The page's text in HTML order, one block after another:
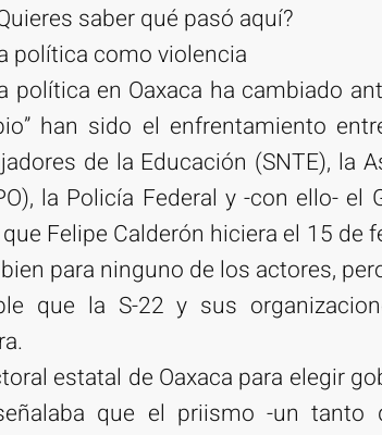
saber qué pasó aquí?
política como violencia
política en Oaxaca ha cambiado
han sido el enfrentamiento
de la Educación (SNTE), la
la Policía Federal y -con ello- el
Felipe Calderón hiciera el 15 de
para ninguno de los actores,
que la S-22 y sus
estatal de Oaxaca para elegir
que el priismo -un tanto